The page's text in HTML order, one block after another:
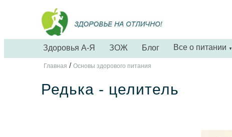
Здоровья А-Я ЗОЖ Блог Все о питании ▼
Главная / Основы здорового питания
Редька - целитель